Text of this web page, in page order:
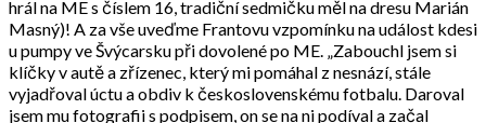
hrál na ME s číslem 16, tradiční sedmičku měl na dresu Marián
Masný)! A za vše uveďme Frantovu vzpomínku na událost kdesi
u pumpy ve Švýcarsku při dovolené po ME. „Zabouchl jsem si
klíčky v autě a zřízenec, který mi pomáhal z nesnází, stále
vyjadřoval úctu a obdiv k československému fotbalu. Daroval
jsem mu fotografii s podpisem, on se na ni podíval a začal